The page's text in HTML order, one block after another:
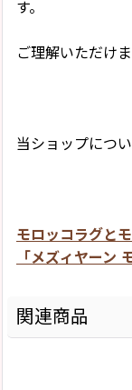
す。
ご理解いただけ
当ショップにつ
モロッコラグと
「メズィヤーン
関連商品